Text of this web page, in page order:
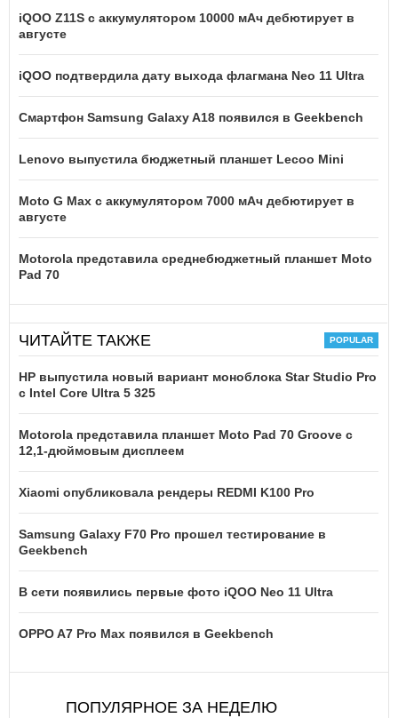
iQOO Z11S с аккумулятором 10000 мАч дебютирует в
августе
iQOO подтвердила дату выхода флагмана Neo 11 Ultra
Смартфон Samsung Galaxy A18 появился в Geekbench
Lenovo выпустила бюджетный планшет Lecoo Mini
Moto G Max с аккумулятором 7000 мАч дебютирует в
августе
Motorola представила среднебюджетный планшет Moto
Pad 70
ЧИТАЙТЕ ТАКЖЕ
HP выпустила новый вариант моноблока Star Studio Pro
с Intel Core Ultra 5 325
Motorola представила планшет Moto Pad 70 Groove с
12,1-дюймовым дисплеем
Xiaomi опубликовала рендеры REDMI K100 Pro
Samsung Galaxy F70 Pro прошел тестирование в
Geekbench
В сети появились первые фото iQOO Neo 11 Ultra
OPPO A7 Pro Max появился в Geekbench
ПОПУЛЯРНОЕ ЗА НЕДЕЛЮ